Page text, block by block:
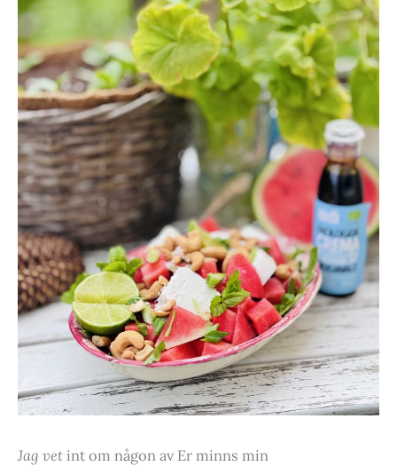
Jag vetint om någon av Er minns min